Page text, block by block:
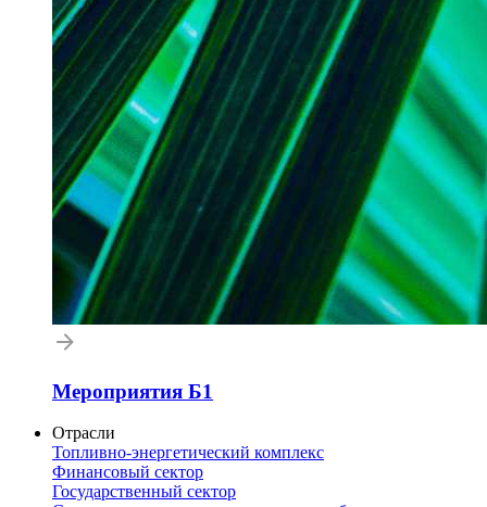
Мероприятия Б1
Отрасли
Топливно-энергетический комплекс
Финансовый сектор
Государственный сектор